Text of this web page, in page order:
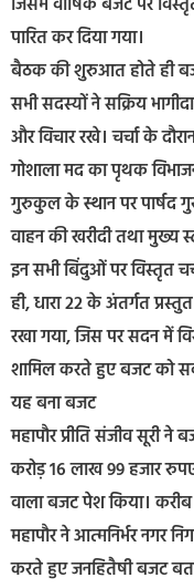
पारित कर दिया गया।
बैठक की शुरुआत होते ही
सभी सदस्यों ने सक्रिय
और विचार रखे। चर्चा के
गोशाला मद का पृथक विभाजन,
गुरुकुल के स्थान पर पार्षद
वाहन की खरीदी तथा मुख्य
इन सभी बिंदुओं पर विस्तृत
ही, धारा 22 के अंतर्गत प्रस्तुत
रखा गया, जिस पर सदन में
शामिल करते हुए बजट को
यह बना बजट
महापौर प्रीति संजीव सूरी
करोड़ 16 लाख 99 हजार
वाला बजट पेश किया।
महापौर ने आत्मनिर्भर नगर
करते हुए जनहितैषी बजट